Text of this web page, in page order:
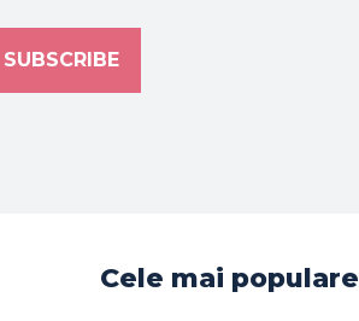
SUBSCRIBE
Cele mai populare